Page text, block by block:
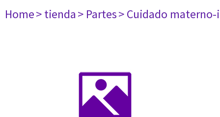
Home> tienda> Partes> Cuidado